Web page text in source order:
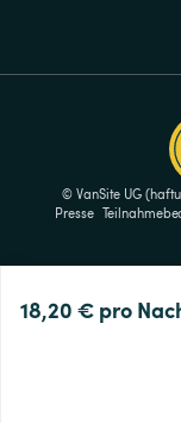
18,20 € pro
© VanSite UG
Presse